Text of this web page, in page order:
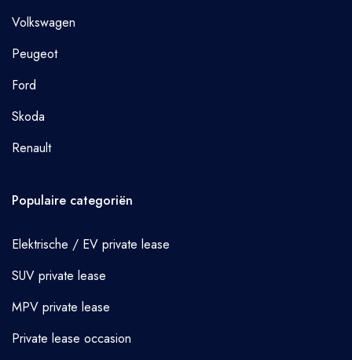
Volkswagen
Peugeot
Ford
Skoda
Renault
Populaire categoriën
Elektrische / EV private lease
SUV private lease
MPV private lease
Private lease occasion